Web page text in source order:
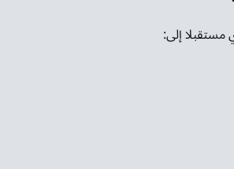
مستقبلا إلى: